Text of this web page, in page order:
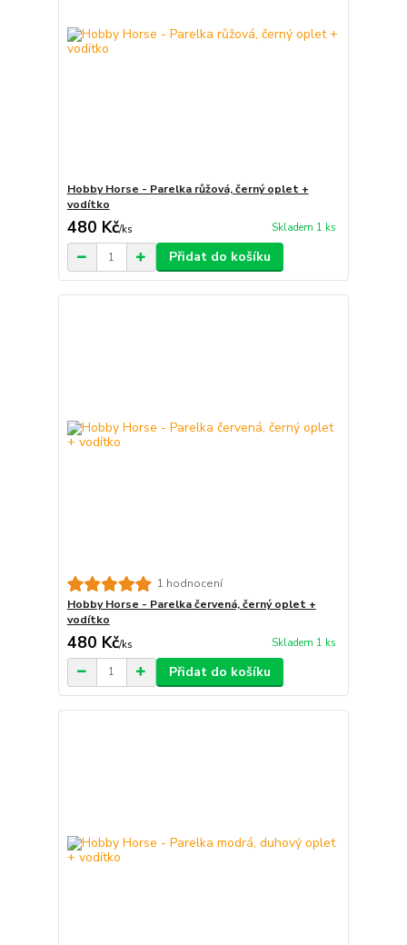
Hobby Horse - Parelka růžová, černý oplet +
vodítko
480 Kč/ks Skladem 1 ks
Přidat do košíku
1 hodnocení
Hobby Horse - Parelka červená, černý oplet +
vodítko
480 Kč/ks Skladem 1 ks
Přidat do košíku